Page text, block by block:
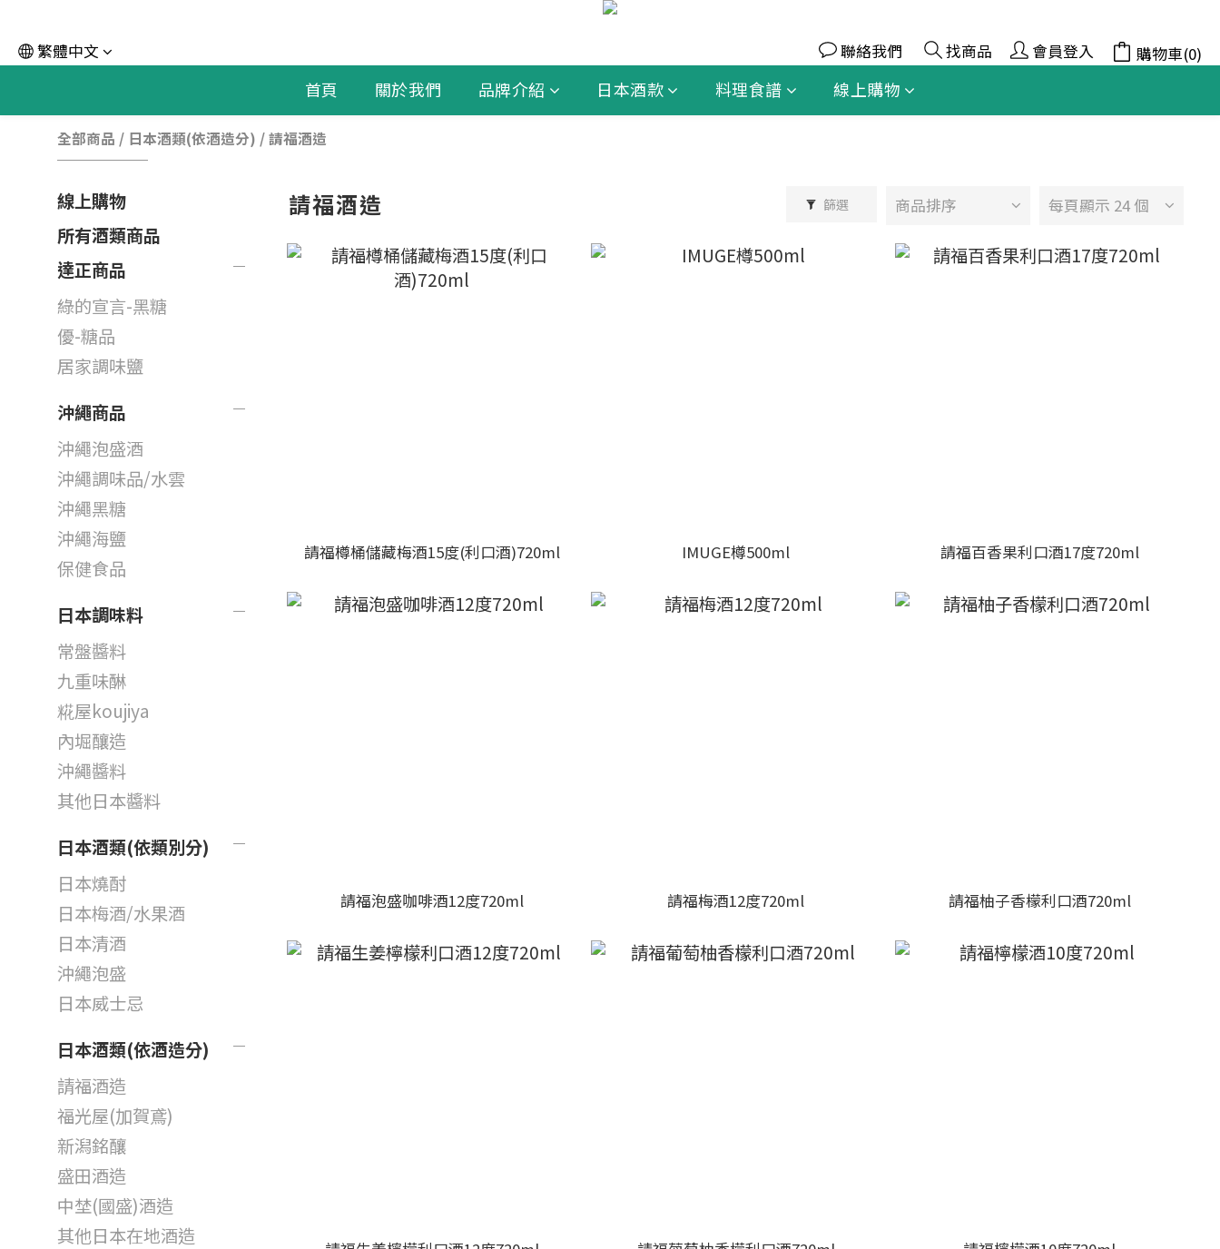
繁體中文 聯絡我們 找商品 會員登入 購物車(0)
首頁 關於我們 品牌介紹 日本酒款 料理食譜 線上購物
全部商品 / 日本酒類(依酒造分) /請福酒造
線上購物
所有酒類商品
達正商品
綠的宣言-黑糖
優-糖品
居家調味鹽
沖繩商品
沖繩泡盛酒
沖繩調味品/水雲
沖繩黑糖
沖繩海鹽
保健食品
日本調味料
常盤醬料
九重味醂
糀屋koujiya
內堀釀造
沖繩醬料
其他日本醬料
日本酒類(依類別分)
日本燒酎
日本梅酒/水果酒
日本清酒
沖繩泡盛
日本威士忌
日本酒類(依酒造分)
請福酒造
福光屋(加賀鳶)
新潟銘釀
盛田酒造
中埜(國盛)酒造
其他日本在地酒造
請福酒造 篩選 商品排序 每頁顯示 24 個
請福樽桶儲藏梅酒15度(利口酒)720ml IMUGE樽500ml 請福百香果利口酒17度720ml
請福泡盛咖啡酒12度720ml 請福梅酒12度720ml 請福柚子香檬利口酒720ml